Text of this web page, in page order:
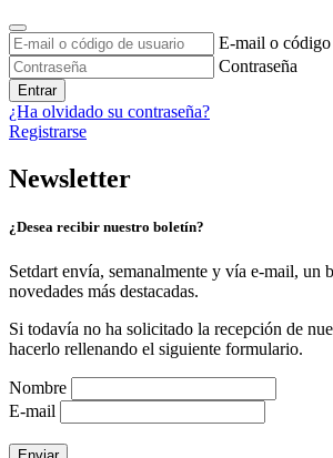
E-mail o
Contraseña
Entrar
¿Ha olvidado su contraseña?
Registrarse
Newsletter
¿Desea recibir nuestro boletín?
Setdart envía, semanalmente y vía e-mail, un
novedades más destacadas.
Si todavía no ha solicitado la recepción de
hacerlo rellenando el siguiente formulario.
Nombre
E-mail